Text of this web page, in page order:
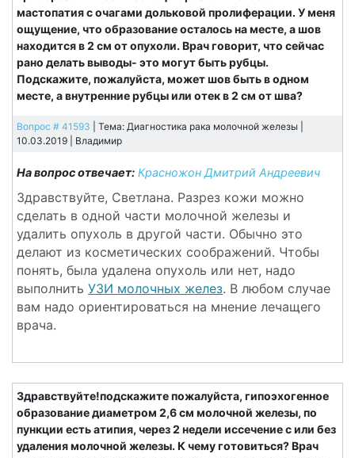
мастопатия с очагами дольковой пролиферации. У меня
ощущение, что образование осталось на месте, а шов
находится в 2 см от опухоли. Врач говорит, что сейчас
рано делать выводы- это могут быть рубцы.
Подскажите, пожалуйста, может шов быть в одном
месте, а внутренние рубцы или отек в 2 см от шва?
Вопрос # 41593 | Тема: Диагностика рака молочной железы |
10.03.2019 | Владимир
На вопрос отвечает: Красножон Дмитрий Андреевич
Здравствуйте, Светлана. Разрез кожи можно
сделать в одной части молочной железы и
удалить опухоль в другой части. Обычно это
делают из косметических соображений. Чтобы
понять, была удалена опухоль или нет, надо
выполнить УЗИ молочных желез. В любом случае
вам надо ориентироваться на мнение лечащего
врача.
Здравствуйте!подскажите пожалуйста, гипоэхогенное
образование диаметром 2,6 см молочной железы, по
пункции есть атипия, через 2 недели иссечение с или без
удаления молочной железы. К чему готовиться? Врач